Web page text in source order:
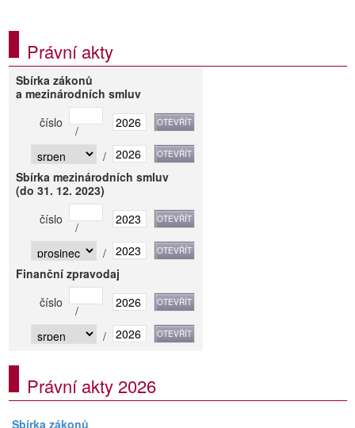
Právní akty
Sbírka zákonů
a mezinárodních smluv
číslo
/
/
Sbírka mezinárodních smluv
(do 31. 12. 2023)
číslo
/
/
Finanční zpravodaj
číslo
/
/
Právní akty 2026
Sbírka zákonů